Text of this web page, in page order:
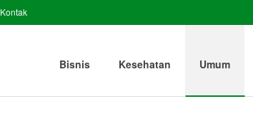
Kontak
Bisnis Kesehatan Umum